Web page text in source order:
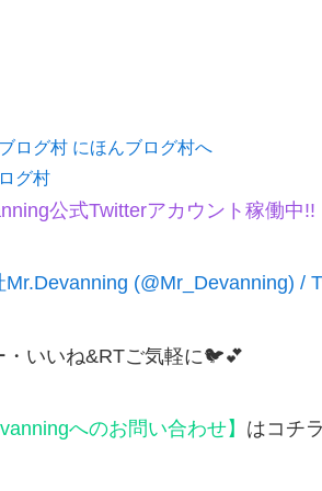
グ村
公式Twitterアカウント稼働中!!
Mr.Devanning (@Mr_Devanning) /
・いいね&RTご気軽に🐦💕
へのお問い合わせ】 はコチ